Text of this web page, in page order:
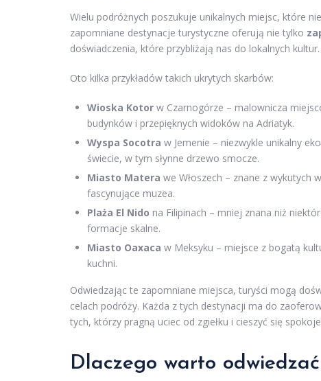
Wielu podróżnych poszukuje unikalnych miejsc, które
zapomniane destynacje turystyczne oferują nie tylko
doświadczenia, które przybliżają nas do lokalnych kultur.
Oto kilka przykładów takich ukrytych skarbów:
Wioska Kotor w Czarnogórze – malownicza
budynków i przepięknych widoków na Adriatyk.
Wyspa Socotra w Jemenie – niezwykle unikalny
świecie, w tym słynne drzewo smocze.
Miasto Matera we Włoszech – znane z
fascynujące muzea.
Plaża El Nido na Filipinach – mniej znana niż
formacje skalne.
Miasto Oaxaca w Meksyku – miejsce z bogatą
kuchni.
Odwiedzając te zapomniane miejsca, turyści mogą
celach podróży. Każda z tych destynacji ma do
tych, którzy pragną uciec od zgiełku i cieszyć się
Dlaczego warto